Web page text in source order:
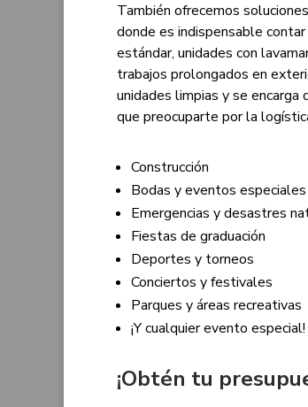
También ofrecemos
donde es indispensable
estándar, unidades con
trabajos prolongados en
unidades limpias y se encarga
que preocuparte por la
Construcción
Bodas y eventos especiales
Emergencias y desastres
Fiestas de graduación
Deportes y torneos
Conciertos y festivales
Parques y áreas recreativas
¡Y cualquier evento especial!
¡Obtén tu